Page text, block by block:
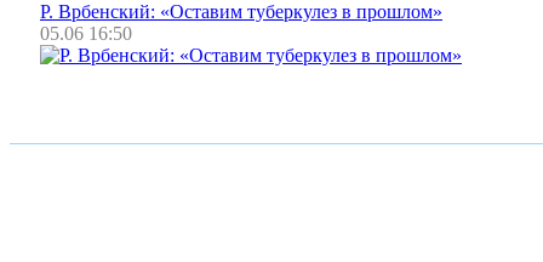
Р. Врбенский: «Оставим туберкулез в прошлом»
05.06 16:50